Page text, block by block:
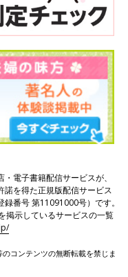
電子書籍配信サービスが、
諾を得た正規版配信サービス
番号 第11091000号）です。
掲示しているサービスの一覧
コンテンツの無断転載を禁じま